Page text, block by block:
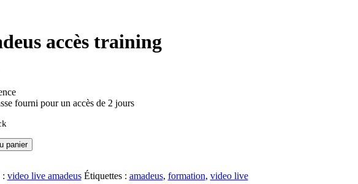
accès training
fourni pour un accès de 2 jours
panier
: video live amadeus Étiquettes : amadeus, formation, video live